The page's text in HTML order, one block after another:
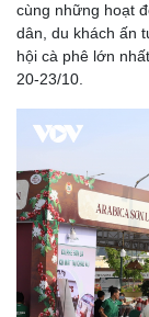
cùng những hoạt
dân, du khách ấn
hội cà phê lớn
20-23/10.